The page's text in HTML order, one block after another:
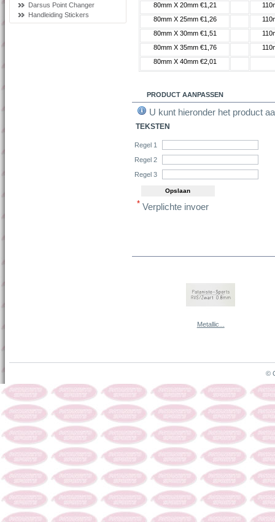
Darsus Point Changer
Handleiding Stickers
80mm X 20mm €1,21
80mm X 25mm €1,26
80mm X 30mm €1,51
80mm X 35mm €1,76
80mm X 40mm €2,01
PRODUCT AANPASSEN
U kunt hieronder het product
TEKSTEN
Regel 1
Regel 2
Regel 3
* Verplichte invoer
Metallic...
©